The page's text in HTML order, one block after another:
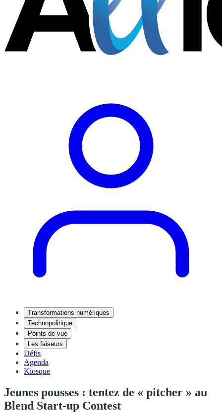
Transformations numériques
Technopolitique
Points de vue
Les faiseurs
Défis
Agenda
Kiosque
Jeunes pousses : tentez de « pitcher » au
Blend Start-up Contest